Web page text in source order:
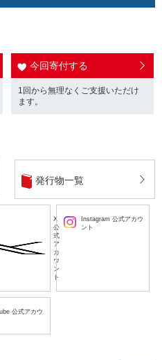
今回寄付する
1回から無理なくご支援いただけ
ます。
発行物一覧
X
公
式
ア
カ
ウ
ン
ト
Instagram 公式アカウ
ント
公式アカウ